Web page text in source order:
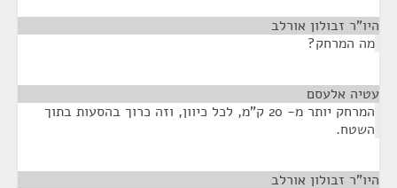
היו"ר זבולון אורלב
מה המרחק?
עטיה אלעסם
המרחק יותר מ- 20 ק"מ, לכל כיוון, וזה כרוך בהסעות בתוך
השטח.
היו"ר זבולון אורלב